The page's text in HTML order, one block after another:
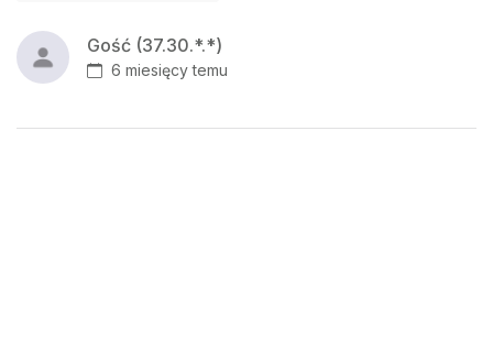
Gość (37.30.*.*)
6 miesięcy temu